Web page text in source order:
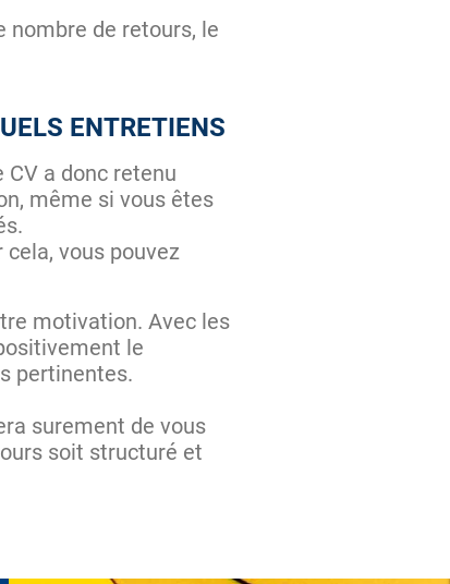
nombre de retours, le
ENTRETIENS
a donc retenu
même si vous êtes
vous pouvez
motivation. Avec les
le
pertinentes.
surement de vous
soit structuré et